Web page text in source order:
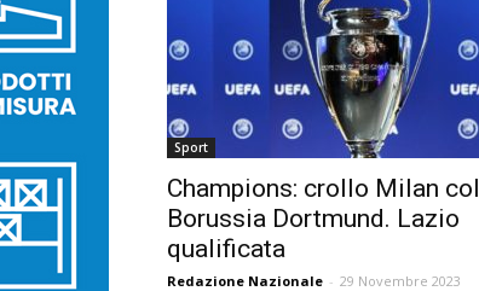
Sport
Champions: crollo Milan col
Borussia Dortmund. Lazio
qualificata
Redazione Nazionale - 29 Novembre 2023